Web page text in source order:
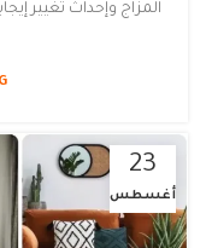
المزاج وإحداث تغيير
23
أغسطس